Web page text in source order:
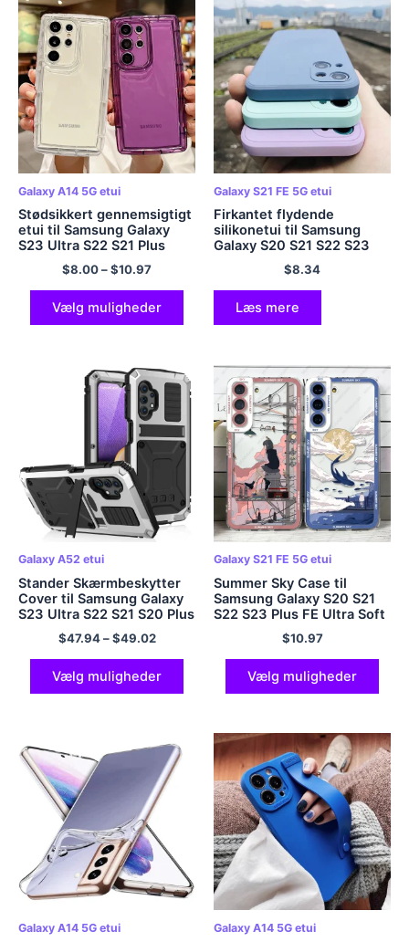
Galaxy A14 5G etui
Stødsikkert gennemsigtigt
etui til Samsung Galaxy
S23 Ultra S22 S21 Plus
A23 A13 A54 A34 A14
A32 A52 A51 A71 5G klart
blødt cover
$8.00–$10.97
Vælg muligheder
Galaxy S21 FE 5G etui
Firkantet flydende
silikonetui til Samsung
Galaxy S20 S21 S22 S23
Ultra 5G S21 FE S20 Plus
S10 A50 A70 Note 20 10
Blødt kernebetræk
$8.34
Læs mere
Galaxy A52 etui
Stander Skærmbeskytter
Cover til Samsung Galaxy
S23 Ultra S22 S21 S20 Plus
A32 A52 A72 Bemærk 20
Etui Stødsikkert
telefonetui i metal
$47.94–$49.02
Vælg muligheder
Galaxy S21 FE 5G etui
Summer Sky Case til
Samsung Galaxy S20 S21
S22 S23 Plus FE Ultra Soft
$10.97
Vælg muligheder
Galaxy A14 5G etui Galaxy A14 5G etui